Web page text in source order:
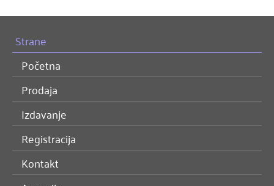
Strane
Početna
Prodaja
Izdavanje
Registracija
Kontakt